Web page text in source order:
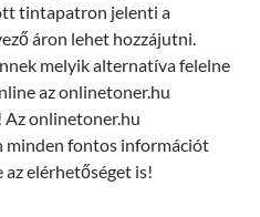
tintapatron jelenti a
áron lehet hozzájutni.
melyik alternatíva felelne
az onlinetoner.hu
Az onlinetoner.hu
minden fontos információt
az elérhetőséget is!